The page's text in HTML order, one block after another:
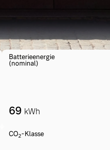
Batterieenergie
(nominal)
69 kWh
CO2-Klasse